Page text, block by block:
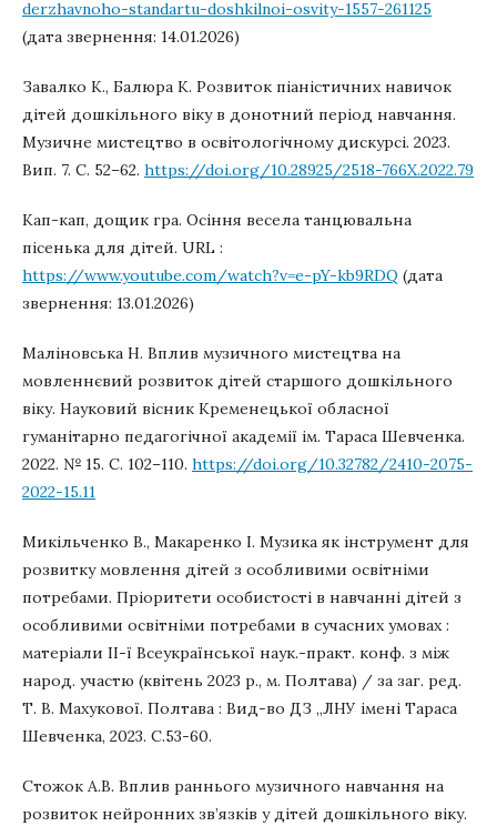
derzhavnoho-standartu-doshkilnoi-osvity-1557-261125
(дата звернення: 14.01.2026)
Завалко К., Балюра К. Розвиток піаністичних навичок
дітей дошкільного віку в донотний період навчання.
Музичне мистецтво в освітологічному дискурсі. 2023.
Вип. 7. С. 52–62. https://doi.org/10.28925/2518-766X.2022.79
Кап-кап, дощик гра. Осіння весела танцювальна
пісенька для дітей. URL :
https://www.youtube.com/watch?v=e-pY-kb9RDQ (дата
звернення: 13.01.2026)
Маліновська Н. Вплив музичного мистецтва на
мовленнєвий розвиток дітей старшого дошкільного
віку. Науковий вісник Кременецької обласної
гуманітарно педагогічної академії ім. Тараса Шевченка.
2022. № 15. С. 102–110. https://doi.org/10.32782/2410-2075-
2022-15.11
Микільченко В., Макаренко І. Музика як інструмент для
розвитку мовлення дітей з особливими освітніми
потребами. Пріоритети особистості в навчанні дітей з
особливими освітніми потребами в сучасних умовах :
матеріали ІІ-ї Всеукраїнської наук.-практ. конф. з між
народ. участю (квітень 2023 р., м. Полтава) / за заг. ред.
Т. В. Махукової. Полтава : Вид-во ДЗ „ЛНУ імені Тараса
Шевченка, 2023. С.53-60.
Стожок А.В. Вплив раннього музичного навчання на
розвиток нейронних зв’язків у дітей дошкільного віку.